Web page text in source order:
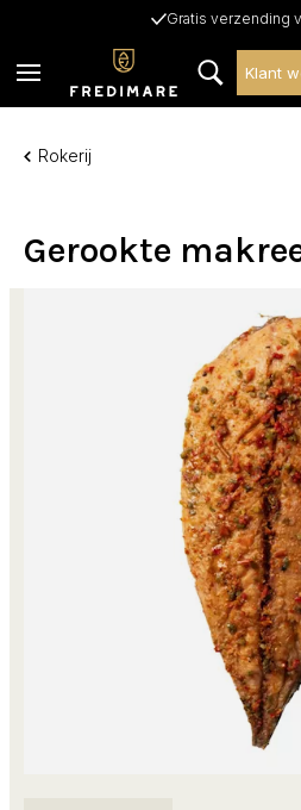
Gratis verzending
Klant
Rokerij
Gerookte